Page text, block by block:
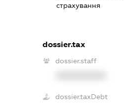
страхування
dossier.tax
dossier.staff
dossier.taxDebt